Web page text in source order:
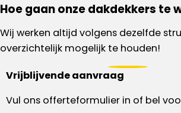
Hoe gaan onze dakdekkers te
Wij werken altijd volgens dezelfde
overzichtelijk mogelijk te houden!
Vrijblijvende aanvraag
Vul ons offerteformulier in of bel